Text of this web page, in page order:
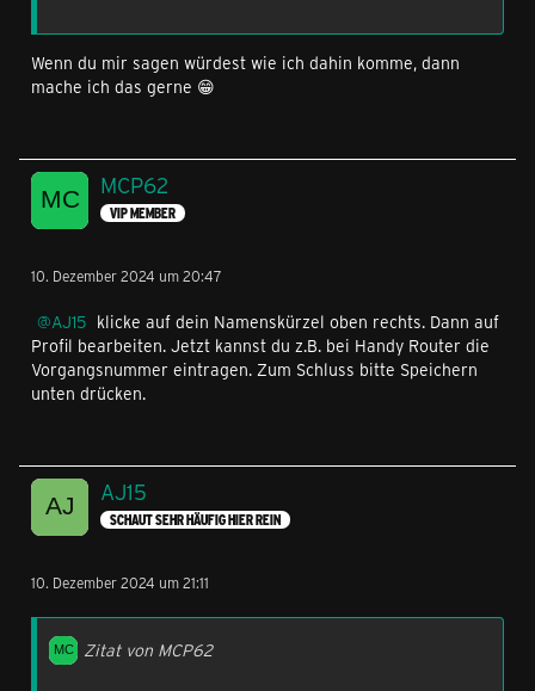
Wenn du mir sagen würdest wie ich dahin komme, dann
mache ich das gerne 😁
MCP62
VIP MEMBER
10. Dezember 2024 um 20:47
AJ15 klicke auf dein Namenskürzel oben rechts. Dann auf
Profil bearbeiten. Jetzt kannst du z.B. bei Handy Router die
Vorgangsnummer eintragen. Zum Schluss bitte Speichern
unten drücken.
AJ15
SCHAUT SEHR HÄUFIG HIER REIN
10. Dezember 2024 um 21:11
Zitat von MCP62